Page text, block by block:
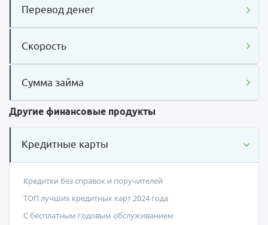
Перевод денег
Скорость
Сумма займа
Другие финансовые продукты
Кредитные карты
Кредитки без справок и поручителей
ТОП лучших кредитных карт 2024 года
С бесплатным годовым обслуживанием